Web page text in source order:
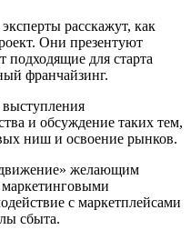
расскажут, как
Они презентуют
подходящие для старта
франчайзинг.
и обсуждение таких тем,
ниш и освоение рынков.
желающим
с маркетплейсами
сбыта.